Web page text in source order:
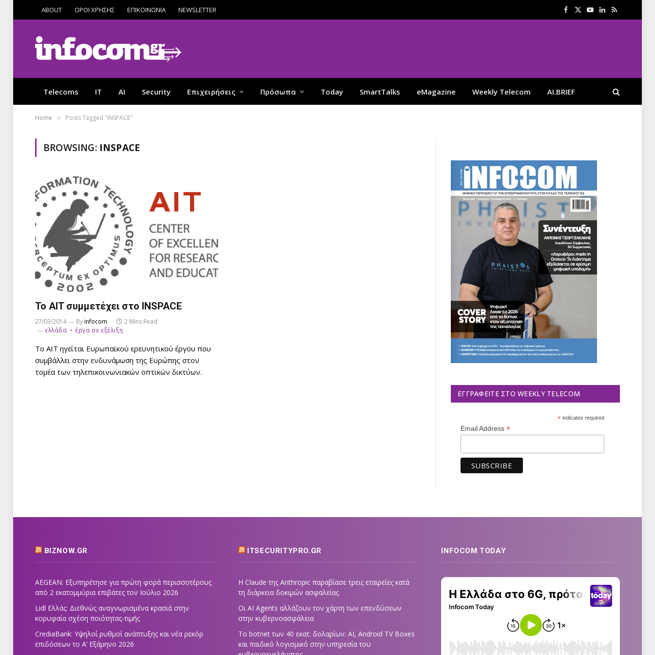
ABOUT ΟΡΟΙ ΧΡΗΣΗΣ ΕΠΙΚΟΙΝΩΝΙΑ NEWSLETTER Facebook
X
YouTube
LinkedIn
RSS
Telecoms IT AI Security Επιχειρήσεις Πρόσωπα Today SmartTalks eMagazine Weekly Telecom AI.BRIEF
Home » Posts Tagged "INSPACE"
BROWSING: INSPACE
Το AIT συμμετέχει στο INSPACE
27/03/2014 Byinfocom
2 Mins Read
ελλάδα
έργα σε εξέλιξη
To AIT ηγείται Ευρωπαϊκού ερευνητικού έργου που
συμβάλλει στην ενδυνάμωση της Ευρώπης στον
τομέα των τηλεπικοινωνιακών οπτικών δικτύων.
ΕΓΓΡΑΦΕΊΤΕ ΣΤΟ WEEKLY TELECOM
*indicates required
Email Address *
BIZNOW.GR
AEGEAN: Εξυπηρέτησε για πρώτη φορά περισσοτέρους
από 2 εκατομμύρια επιβάτες τον Ιούλιο 2026
Lidl Ελλάς: Διεθνώς αναγνωρισμένα κρασιά στην
κορυφαία σχέση ποιότητας-τιμής
CrediaBank: Υψηλοί ρυθμοί ανάπτυξης και νέα ρεκόρ
επιδόσεων το Α’ Εξάμηνο 2026
ITSECURITYPRO.GR
Η Claude της Anthropic παραβίασε τρεις εταιρείες κατά
τη διάρκεια δοκιμών ασφαλείας
Οι AI Agents αλλάζουν τον χάρτη των επενδύσεων
στην κυβερνοασφάλεια
Το botnet των 40 εκατ. δολαρίων: AI, Android TV Boxes
και παιδικό λογισμικό στην υπηρεσία του
INFOCOM TODAY